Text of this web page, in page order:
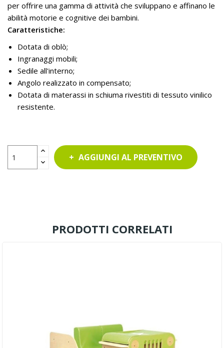
per offrire una gamma di attività che sviluppano e affinano le
abilità motorie e cognitive dei bambini.
Caratteristiche:
Dotata di oblò;
Ingranaggi mobili;
Sedile all'interno;
Angolo realizzato in compensato;
Dotata di materassi in schiuma rivestiti di tessuto vinilico
resistente.
AGGIUNGI AL PREVENTIVO
PRODOTTI CORRELATI